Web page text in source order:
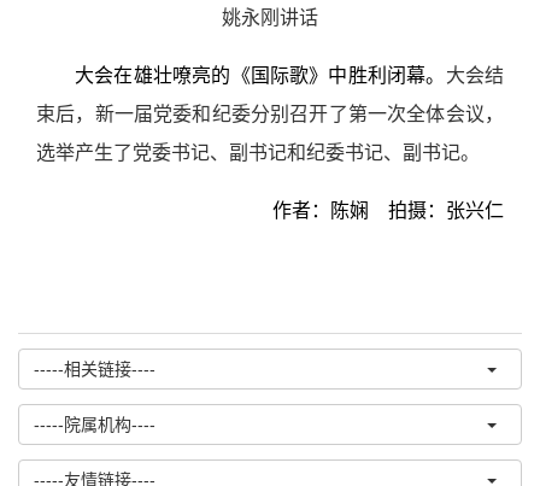
姚永刚讲话
大会在雄壮嘹亮的《国际歌》中胜利闭幕。 大会结
束后，新一届党委和纪委分别召开了第一次全体会议，
选举产生了党委书记、副书记和纪委书记、副书记。
作者：陈娴 拍摄：张兴仁
-----相关链接----
-----院属机构----
-----友情链接----